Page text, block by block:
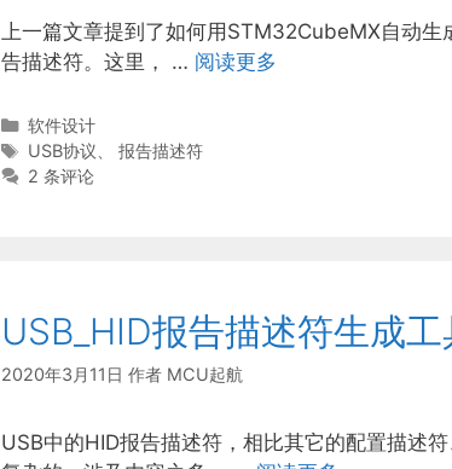
上一篇文章提到了如何用STM32CubeMX自动
告描述符。这里， … 阅读更多
分
类
软件设计
标
签
USB协议
报告描述符
2 条评论
USB_HID报告描述符生成工
2020年3月11日 作者 MCU起航
USB中的HID报告描述符，相比其它的配置描述